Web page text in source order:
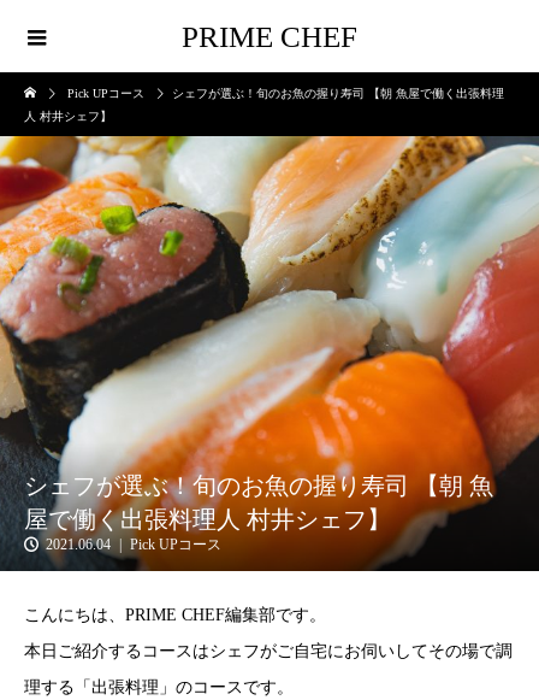
PRIME CHEF
Pick UPコース
シェフが選ぶ！旬のお魚の握り寿司 【朝 魚屋で働く出張料理
人 村井シェフ】
シェフが選ぶ！旬のお魚の握り寿司 【朝 魚
屋で働く出張料理人 村井シェフ】
2021.06.04 Pick UPコース
こんにちは、PRIME CHEF編集部です。
本日ご紹介するコースはシェフがご自宅にお伺いしてその場で調
理する「出張料理」のコースです。